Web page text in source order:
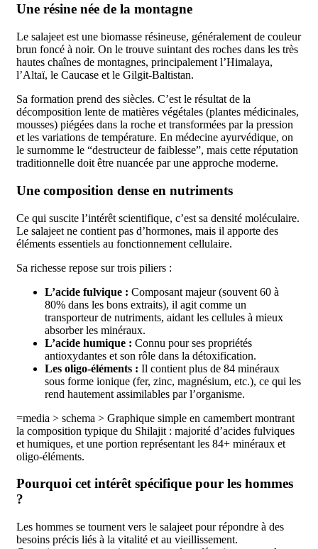
Une résine née de la montagne
Le salajeet est une biomasse résineuse, généralement de couleur
brun foncé à noir. On le trouve suintant des roches dans les très
hautes chaînes de montagnes, principalement l’Himalaya,
l’Altaï, le Caucase et le Gilgit-Baltistan.
Sa formation prend des siècles. C’est le résultat de la
décomposition lente de matières végétales (plantes médicinales,
mousses) piégées dans la roche et transformées par la pression
et les variations de température. En médecine ayurvédique, on
le surnomme le “destructeur de faiblesse”, mais cette réputation
traditionnelle doit être nuancée par une approche moderne.
Une composition dense en nutriments
Ce qui suscite l’intérêt scientifique, c’est sa densité moléculaire.
Le salajeet ne contient pas d’hormones, mais il apporte des
éléments essentiels au fonctionnement cellulaire.
Sa richesse repose sur trois piliers :
L’acide fulvique : Composant majeur (souvent 60 à
80% dans les bons extraits), il agit comme un
transporteur de nutriments, aidant les cellules à mieux
absorber les minéraux.
L’acide humique : Connu pour ses propriétés
antioxydantes et son rôle dans la détoxification.
Les oligo-éléments : Il contient plus de 84 minéraux
sous forme ionique (fer, zinc, magnésium, etc.), ce qui les
rend hautement assimilables par l’organisme.
=media > schema > Graphique simple en camembert montrant
la composition typique du Shilajit : majorité d’acides fulviques
et humiques, et une portion représentant les 84+ minéraux et
oligo-éléments.
Pourquoi cet intérêt spécifique pour les hommes
?
Les hommes se tournent vers le salajeet pour répondre à des
besoins précis liés à la vitalité et au vieillissement.